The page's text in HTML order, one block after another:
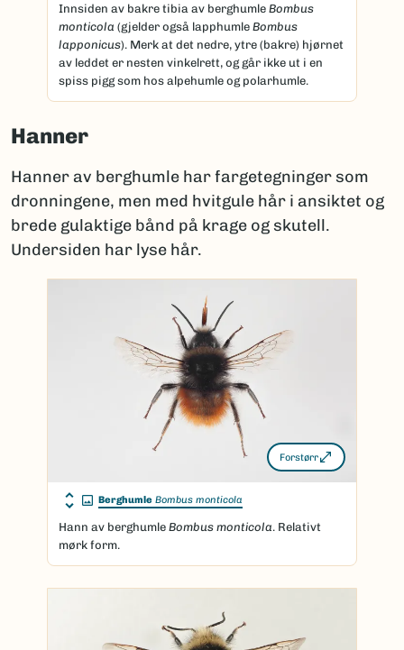
Innsiden av bakre tibia av berghumle Bombus
monticola (gjelder også lapphumle Bombus
lapponicus). Merk at det nedre, ytre (bakre) hjørnet
av leddet er nesten vinkelrett, og går ikke ut i en
spiss pigg som hos alpehumle og polarhumle.
Hanner
Hanner av berghumle har fargetegninger som
dronningene, men med hvitgule hår i ansiktet og
brede gulaktige bånd på krage og skutell.
Undersiden har lyse hår.
Forstørr
Berghumle Bombus monticola
Hann av berghumle Bombus monticola. Relativt
mørk form.